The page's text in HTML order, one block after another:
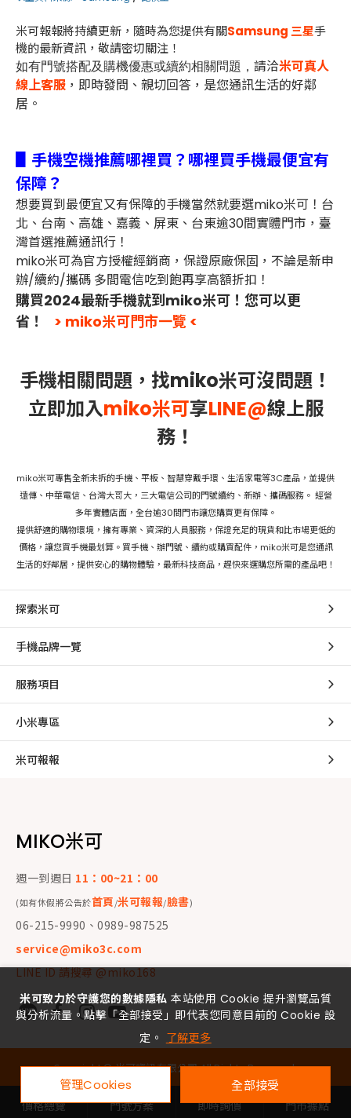
米可報報將持續更新，隨時為您提供有關Samsung 三星手
機的最新資訊，敬請密切關注！
如有門號搭配及購機優惠或續約相關問題， 請洽米可真人
線上客服 ，即時發問、親切回答，是您通訊生活的好鄰
居。
▋手機空機推薦哪裡買？哪裡買手機最便宜有
保障？
想要買到最便宜又有保障的手機當然就要選miko米可！台
北、台南、高雄、嘉義、屏東、台東逾30間實體門市，臺
灣首選推薦通訊行！
miko米可為官方授權經銷商，保證原廠保固，不論是新申
辦/續約/攜碼 多間電信吃到飽再享高額折扣！
購買2024最新手機就到miko米可！您可以更
省！
> miko米可門市一覽 <
手機相關問題，找miko米可沒問題！
立即加入miko米可享LINE@線上服
務！
miko米可專售全新未拆的手機、平板、智慧穿戴手環、生活家電等3C產品，並提供
遠傳、中華電信、台灣大哥大，三大電信公司的門號續約、新辦、攜碼服務。 經營
多年實體店面，全台逾30間門市讓您購買更有保障。
提供舒適的購物環境，擁有專業、資深的人員服務，保證充足的現貨和比市場更低的
價格，讓您買手機最划算。買手機、辦門號、續約或購買配件，miko米可是您通訊
生活的好鄰居，提供安心的購物體驗，最新科技商品，趕快來選購您所需的產品吧！
探索米可
手機品牌一覽
服務項目
小米專區
米可報報
MIKO米可
週一到週日 11：00~21：00
(如有休假將公告於首頁/米可報報/臉書)
06-215-9990、0989-987525
service@miko3c.com
LINE ID 請搜尋 @miko168
Copyright ©米可資訊有限公司All Rights Reserved.
價格總覽 門號方案 即時詢價 門市據點
米可致力於守護您的數據隱私 本站使用 Cookie 提升瀏覽品質
與分析流量。點擊「全部接受」即代表您同意目前的 Cookie 設
定。 了解更多
管理Cookies 全部接受